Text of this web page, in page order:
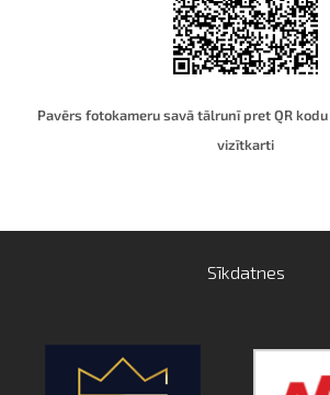
Pavērs fotokameru savā tālrunī pret QR
vizītkarti
Sīkdatnes